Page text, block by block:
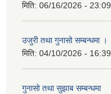
मिति: 06/16/2026 - 23:09
उजुरी तथा गुनासो सम्बन्धमा ।
मिति: 04/10/2026 - 16:39
गुनासो तथा सुझाब सम्बन्धमा